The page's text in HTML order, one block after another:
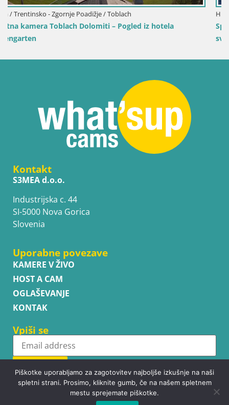
Hrvaška / Ličko-Senjska / Senj
Spletna kamera Senj pristanišče – Pogled na
Kontakt
S3MEA d.o.o.
Industrijska c. 44
SI-5000 Nova Gorica
Slovenia
Uporabne povezave
KAMERE V ŽIVO
HOST A CAM
OGLAŠEVANJE
KONTAK
Vpiši se
Subscribe
Piškotke uporabljamo za zagotovitev najboljše izkušnje na naši
spletni strani. Prosimo, kliknite gumb, če na našem spletnem
mestu sprejemate piškotke.